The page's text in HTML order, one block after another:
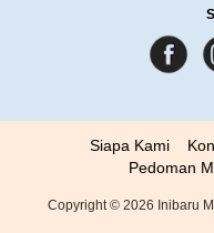
Siapa Kami
Pedoman
Copyright © 2026 Inibaru